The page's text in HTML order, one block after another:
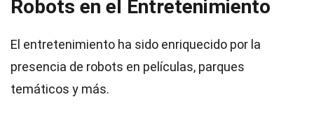
Robots en el Entretenimiento
El entretenimiento ha sido enriquecido por la
presencia de robots en películas, parques
temáticos y más.